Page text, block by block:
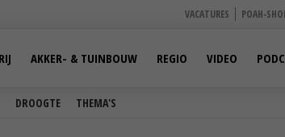
VACATURES POAH-
DROOGTE THEMA'S
AKKER- & TUINBOUW REGIO VIDEO